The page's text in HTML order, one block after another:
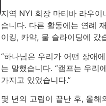
지역 NYI 회장 마티바 라우
습니다. 다른 활동에는 연례
이킹, 카약, 물 슬라이딩에 갔
“하나님은 우리가 어떤 장애
는 말했습니다. “캠프는 우리
가지고 있었습니다.”
몇 년의 고립이 끝난 후, 올해